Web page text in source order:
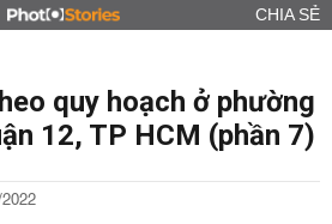
CHIA SẺ
quy hoạch ở phường
12, TP HCM (phần 7)